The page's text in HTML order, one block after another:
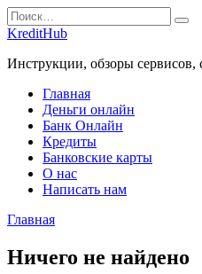
Перейти
к
Search
for:
KreditHub
Инструкции, обзоры сервисов,
Главная
Деньги онлайн
Банк Онлайн
Кредиты
Банковские карты
О нас
Написать нам
Главная
Ничего не найдено